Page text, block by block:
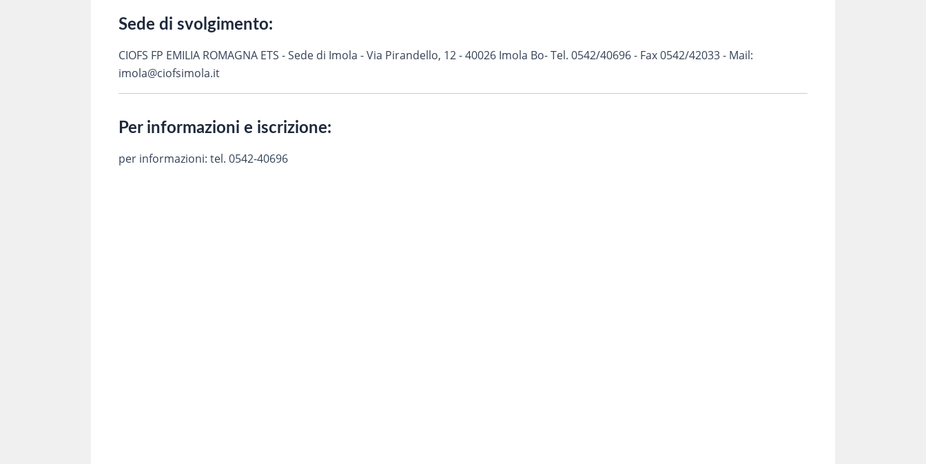
Sede di svolgimento:
CIOFS FP EMILIA ROMAGNA ETS - Sede di Imola - Via Pirandello, 12 - 40026 Imola Bo- Tel. 0542/40696 - Fax 0542/42033 - Mail:
imola@ciofsimola.it
Per informazioni e iscrizione:
per informazioni: tel. 0542-40696